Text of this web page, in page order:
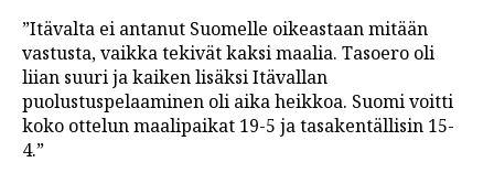
”Itävalta ei antanut Suomelle oikeastaan mitään
vastusta, vaikka tekivät kaksi maalia. Tasoero oli
liian suuri ja kaiken lisäksi Itävallan
puolustuspelaaminen oli aika heikkoa. Suomi voitti
koko ottelun maalipaikat 19-5 ja tasakentällisin 15-
4.”